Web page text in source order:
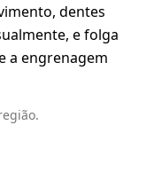
dentes
e folga
a engrenagem